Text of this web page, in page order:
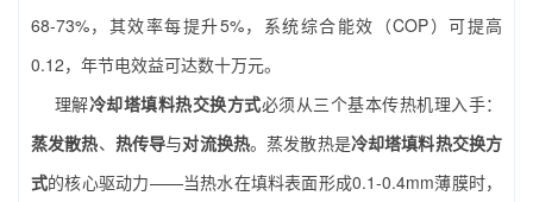
68-73%，其效率每提升5%，系统综合能效（COP）可提高
0.12，年节电效益可达数十万元。
理解冷却塔填料热交换方式必须从三个基本传热机理入手：
蒸发散热、 热传导与对流换热。蒸发散热是冷却塔填料热交换方
式的核心驱动力——当热水在填料表面形成0.1-0.4mm薄膜时，